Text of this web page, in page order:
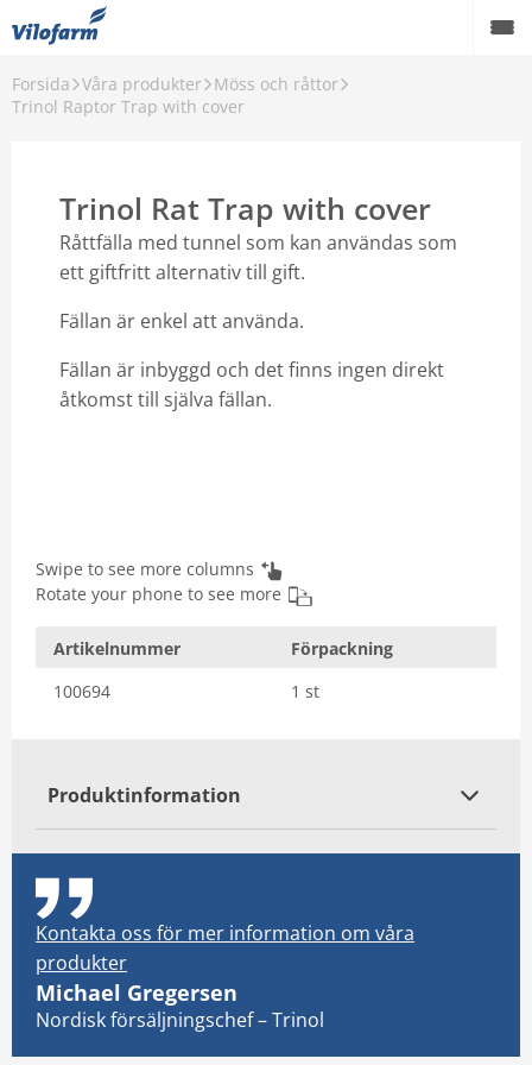
Forsida Våra produkter Möss och råttor
Trinol Raptor Trap with cover
Trinol Rat Trap with cover
Råttfälla med tunnel som kan användas som
ett giftfritt alternativ till gift.
Fällan är enkel att använda.
Fällan är inbyggd och det finns ingen direkt
åtkomst till själva fällan.
Swipe to see more columns
Rotate your phone to see more
Artikelnummer Förpackning
100694
1 st
Produktinformation
Kontakta oss för mer information om våra
produkter
Michael Gregersen
Nordisk försäljningschef – Trinol
Farm Supply för jordbruket
Pest control
Våra produkter
Kontakt
Om Vilofarm